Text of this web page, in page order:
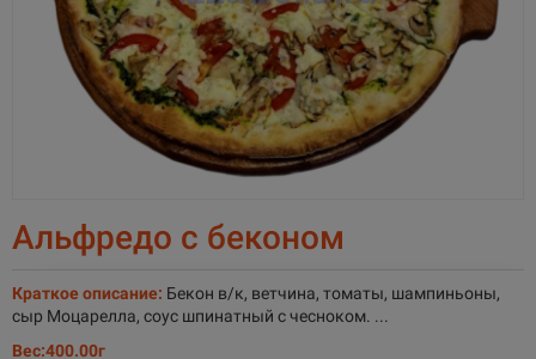
Альфредо с беконом
Краткое описание: Бекон в/к, ветчина, томаты, шампиньоны,
сыр Моцарелла, соус шпинатный с чесноком. ...
Вес:400.00г